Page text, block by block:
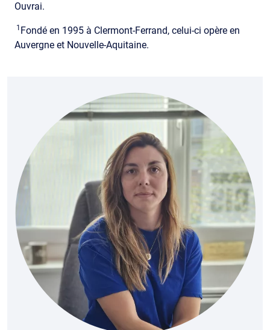
Ouvrai.
1 Fondé en 1995 à Clermont-Ferrand, celui-ci opère en
Auvergne et Nouvelle-Aquitaine.